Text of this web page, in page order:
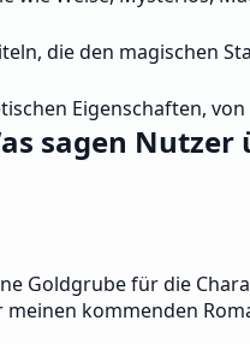
die den magischen
Eigenschaften,
sagen Nutzer
Goldgrube für die
kommenden